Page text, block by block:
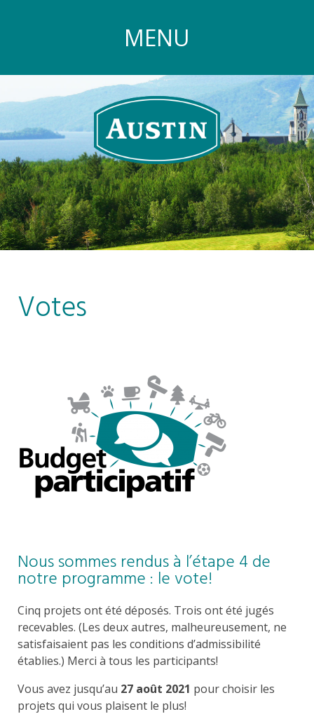
MENU
Votes
Nous sommes rendus à l’étape 4 de
notre programme : le vote!
Cinq projets ont été déposés. Trois ont été jugés
recevables. (Les deux autres, malheureusement, ne
satisfaisaient pas les conditions d’admissibilité
établies.) Merci à tous les participants!
Vous avez jusqu’au 27 août 2021 pour choisir les
projets qui vous plaisent le plus!